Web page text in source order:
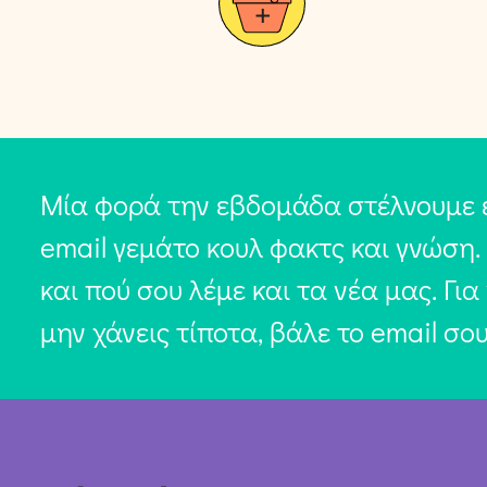
Μία φορά την εβδομάδα στέλνουμε
email γεμάτο κουλ φακτς και
και πού σου λέμε και τα νέα μας.
μην χάνεις τίποτα, βάλε το email